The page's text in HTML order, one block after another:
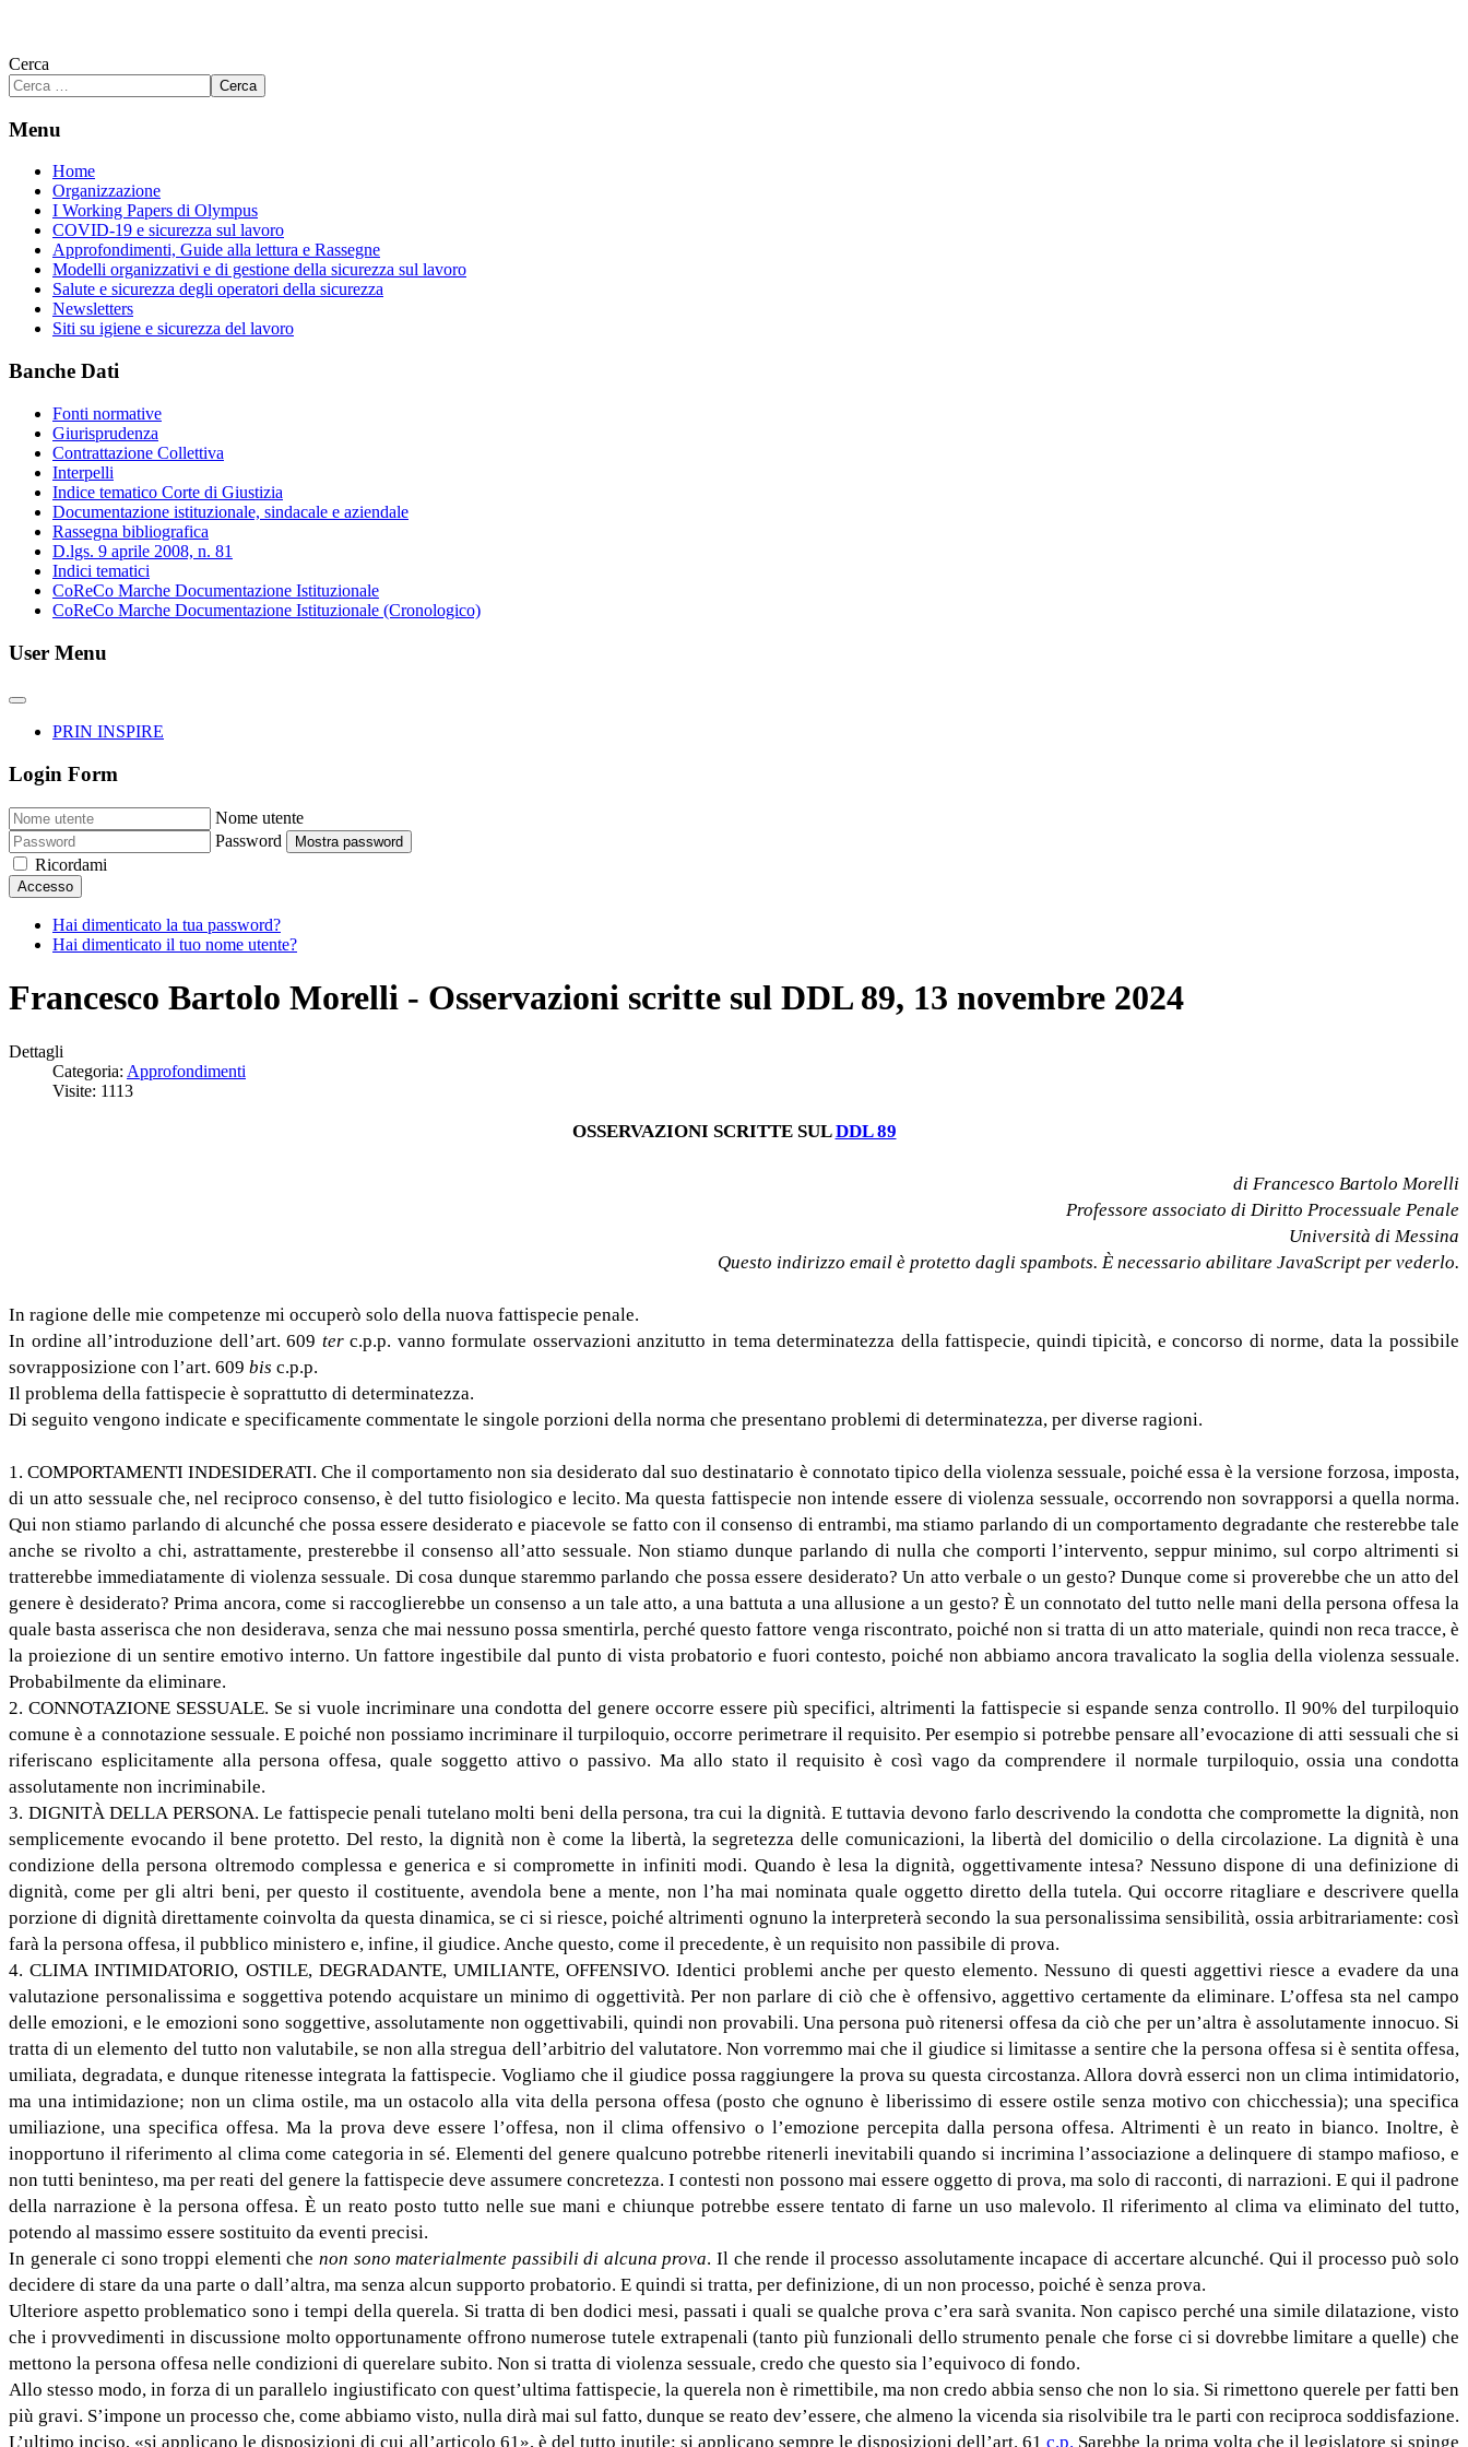
Cerca
Cerca
Menu
Home
Organizzazione
I Working Papers di Olympus
COVID-19 e sicurezza sul lavoro
Approfondimenti, Guide alla lettura e Rassegne
Modelli organizzativi e di gestione della sicurezza sul lavoro
Salute e sicurezza degli operatori della sicurezza
Newsletters
Siti su igiene e sicurezza del lavoro
Banche Dati
Fonti normative
Giurisprudenza
Contrattazione Collettiva
Interpelli
Indice tematico Corte di Giustizia
Documentazione istituzionale, sindacale e aziendale
Rassegna bibliografica
D.lgs. 9 aprile 2008, n. 81
Indici tematici
CoReCo Marche Documentazione Istituzionale
CoReCo Marche Documentazione Istituzionale (Cronologico)
User Menu
PRIN INSPIRE
Login Form
Nome utente
Password
Mostra password
Ricordami
Accesso
Hai dimenticato la tua password?
Hai dimenticato il tuo nome utente?
Francesco Bartolo Morelli - Osservazioni scritte sul DDL 89, 13 novembre 2024
Dettagli
Categoria: Approfondimenti
Visite: 1113
OSSERVAZIONI SCRITTE SULDDL 89
di Francesco Bartolo Morelli
Professore associato di Diritto Processuale Penale
Università di Messina
Questo indirizzo email è protetto dagli spambots. È necessario abilitare JavaScript per vederlo.
In ragione delle mie competenze mi occuperò solo della nuova fattispecie penale.
In ordine all’introduzione dell’art. 609 terc.p.p. vanno formulate osservazioni anzitutto in tema determinatezza della fattispecie, quindi tipicità, e concorso di norme, data la possibile
sovrapposizione con l’art. 609 bis c.p.p.
Il problema della fattispecie è soprattutto di determinatezza.
Di seguito vengono indicate e specificamente commentate le singole porzioni della norma che presentano problemi di determinatezza, per diverse ragioni.
1. COMPORTAMENTI INDESIDERATI. Che il comportamento non sia desiderato dal suo destinatario è connotato tipico della violenza sessuale, poiché essa è la versione forzosa, imposta,
di un atto sessuale che, nel reciproco consenso, è del tutto fisiologico e lecito. Ma questa fattispecie non intende essere di violenza sessuale, occorrendo non sovrapporsi a quella norma.
Qui non stiamo parlando di alcunché che possa essere desiderato e piacevole se fatto con il consenso di entrambi, ma stiamo parlando di un comportamento degradante che resterebbe tale
anche se rivolto a chi, astrattamente, presterebbe il consenso all’atto sessuale. Non stiamo dunque parlando di nulla che comporti l’intervento, seppur minimo, sul corpo altrimenti si
tratterebbe immediatamente di violenza sessuale. Di cosa dunque staremmo parlando che possa essere desiderato? Un atto verbale o un gesto? Dunque come si proverebbe che un atto del
genere è desiderato? Prima ancora, come si raccoglierebbe un consenso a un tale atto, a una battuta a una allusione a un gesto? È un connotato del tutto nelle mani della persona offesa la
quale basta asserisca che non desiderava, senza che mai nessuno possa smentirla, perché questo fattore venga riscontrato, poiché non si tratta di un atto materiale, quindi non reca tracce, è
la proiezione di un sentire emotivo interno. Un fattore ingestibile dal punto di vista probatorio e fuori contesto, poiché non abbiamo ancora travalicato la soglia della violenza sessuale.
Probabilmente da eliminare.
2. CONNOTAZIONE SESSUALE. Se si vuole incriminare una condotta del genere occorre essere più specifici, altrimenti la fattispecie si espande senza controllo. Il 90% del turpiloquio
comune è a connotazione sessuale. E poiché non possiamo incriminare il turpiloquio, occorre perimetrare il requisito. Per esempio si potrebbe pensare all’evocazione di atti sessuali che si
riferiscano esplicitamente alla persona offesa, quale soggetto attivo o passivo. Ma allo stato il requisito è così vago da comprendere il normale turpiloquio, ossia una condotta
assolutamente non incriminabile.
3. DIGNITÀ DELLA PERSONA. Le fattispecie penali tutelano molti beni della persona, tra cui la dignità. E tuttavia devono farlo descrivendo la condotta che compromette la dignità, non
semplicemente evocando il bene protetto. Del resto, la dignità non è come la libertà, la segretezza delle comunicazioni, la libertà del domicilio o della circolazione. La dignità è una
condizione della persona oltremodo complessa e generica e si compromette in infiniti modi. Quando è lesa la dignità, oggettivamente intesa? Nessuno dispone di una definizione di
dignità, come per gli altri beni, per questo il costituente, avendola bene a mente, non l’ha mai nominata quale oggetto diretto della tutela. Qui occorre ritagliare e descrivere quella
porzione di dignità direttamente coinvolta da questa dinamica, se ci si riesce, poiché altrimenti ognuno la interpreterà secondo la sua personalissima sensibilità, ossia arbitrariamente: così
farà la persona offesa, il pubblico ministero e, infine, il giudice. Anche questo, come il precedente, è un requisito non passibile di prova.
4. CLIMA INTIMIDATORIO, OSTILE, DEGRADANTE, UMILIANTE, OFFENSIVO. Identici problemi anche per questo elemento. Nessuno di questi aggettivi riesce a evadere da una
valutazione personalissima e soggettiva potendo acquistare un minimo di oggettività. Per non parlare di ciò che è offensivo, aggettivo certamente da eliminare. L’offesa sta nel campo
delle emozioni, e le emozioni sono soggettive, assolutamente non oggettivabili, quindi non provabili. Una persona può ritenersi offesa da ciò che per un’altra è assolutamente innocuo. Si
tratta di un elemento del tutto non valutabile, se non alla stregua dell’arbitrio del valutatore. Non vorremmo mai che il giudice si limitasse a sentire che la persona offesa si è sentita offesa,
umiliata, degradata, e dunque ritenesse integrata la fattispecie. Vogliamo che il giudice possa raggiungere la prova su questa circostanza. Allora dovrà esserci non un clima intimidatorio,
ma una intimidazione; non un clima ostile, ma un ostacolo alla vita della persona offesa (posto che ognuno è liberissimo di essere ostile senza motivo con chicchessia); una specifica
umiliazione, una specifica offesa. Ma la prova deve essere l’offesa, non il clima offensivo o l’emozione percepita dalla persona offesa. Altrimenti è un reato in bianco. Inoltre, è
inopportuno il riferimento al clima come categoria in sé. Elementi del genere qualcuno potrebbe ritenerli inevitabili quando si incrimina l’associazione a delinquere di stampo mafioso, e
non tutti beninteso, ma per reati del genere la fattispecie deve assumere concretezza. I contesti non possono mai essere oggetto di prova, ma solo di racconti, di narrazioni. E qui il padrone
della narrazione è la persona offesa. È un reato posto tutto nelle sue mani e chiunque potrebbe essere tentato di farne un uso malevolo. Il riferimento al clima va eliminato del tutto,
potendo al massimo essere sostituito da eventi precisi.
In generale ci sono troppi elementi che non sono materialmente passibili di alcuna prova. Il che rende il processo assolutamente incapace di accertare alcunché. Qui il processo può solo
decidere di stare da una parte o dall’altra, ma senza alcun supporto probatorio. E quindi si tratta, per definizione, di un non processo, poiché è senza prova.
Ulteriore aspetto problematico sono i tempi della querela. Si tratta di ben dodici mesi, passati i quali se qualche prova c’era sarà svanita. Non capisco perché una simile dilatazione, visto
che i provvedimenti in discussione molto opportunamente offrono numerose tutele extrapenali (tanto più funzionali dello strumento penale che forse ci si dovrebbe limitare a quelle) che
mettono la persona offesa nelle condizioni di querelare subito. Non si tratta di violenza sessuale, credo che questo sia l’equivoco di fondo.
Allo stesso modo, in forza di un parallelo ingiustificato con quest’ultima fattispecie, la querela non è rimettibile, ma non credo abbia senso che non lo sia. Si rimettono querele per fatti ben
più gravi. S’impone un processo che, come abbiamo visto, nulla dirà mai sul fatto, dunque se reato dev’essere, che almeno la vicenda sia risolvibile tra le parti con reciproca soddisfazione.
L’ultimo inciso, «si applicano le disposizioni di cui all’articolo 61», è del tutto inutile: si applicano sempre le disposizioni dell’art. 61c.p. Sarebbe la prima volta che il legislatore si spinge